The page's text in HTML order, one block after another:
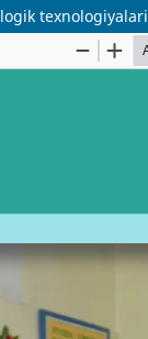
texnologiyalari